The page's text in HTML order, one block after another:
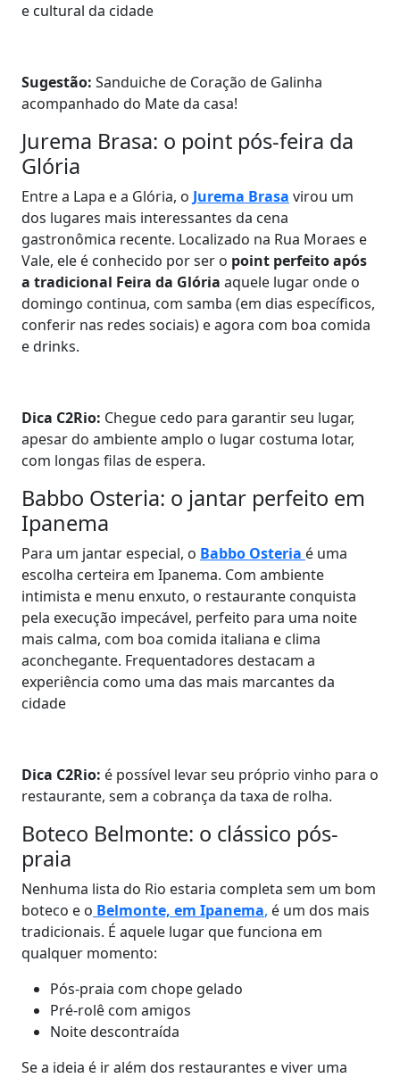
e cultural da cidade
Sugestão: Sanduiche de Coração de Galinha
acompanhado do Mate da casa!
Jurema Brasa: o point pós-feira da
Glória
Entre a Lapa e a Glória, o Jurema Brasa virou um
dos lugares mais interessantes da cena
gastronômica recente. Localizado na Rua Moraes e
Vale, ele é conhecido por ser o point perfeito após
a tradicional Feira da Glória aquele lugar onde o
domingo continua, com samba (em dias específicos,
conferir nas redes sociais) e agora com boa comida
e drinks.
Dica C2Rio: Chegue cedo para garantir seu lugar,
apesar do ambiente amplo o lugar costuma lotar,
com longas filas de espera.
Babbo Osteria: o jantar perfeito em
Ipanema
Para um jantar especial, o Babbo Osteria é uma
escolha certeira em Ipanema. Com ambiente
intimista e menu enxuto, o restaurante conquista
pela execução impecável, perfeito para uma noite
mais calma, com boa comida italiana e clima
aconchegante. Frequentadores destacam a
experiência como uma das mais marcantes da
cidade
Dica C2Rio: é possível levar seu próprio vinho para o
restaurante, sem a cobrança da taxa de rolha.
Boteco Belmonte: o clássico pós-
praia
Nenhuma lista do Rio estaria completa sem um bom
boteco e o Belmonte, em Ipanema, é um dos mais
tradicionais. É aquele lugar que funciona em
qualquer momento:
Pós-praia com chope gelado
Pré-rolê com amigos
Noite descontraída
Se a ideia é ir além dos restaurantes e viver uma